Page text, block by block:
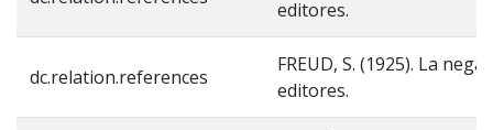
editores.
dc.relation.references
FREUD, S. (1925). La
editores.